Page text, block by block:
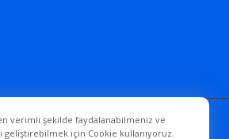
© 2026 PSAMER
verimli şekilde faydalanabilmeniz ve
geliştirebilmek için Cookie kullanıyoruz.